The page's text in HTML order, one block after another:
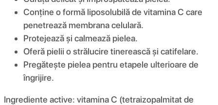
Conține o formă liposolubilă de vitamina C care
penetrează membrana celulară.
Protejează și calmează pielea.
Oferă pielii o strălucire tinerească și catifelare.
Pregătește pielea pentru etapele ulterioare de
îngrijire.
Ingrediente active: vitamina C (tetraizopalmitat de